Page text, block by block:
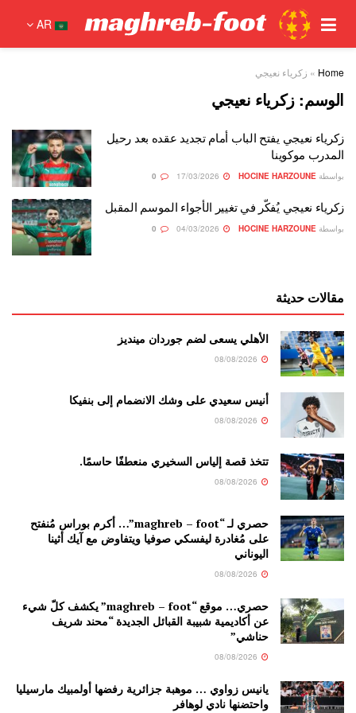
AR
Home
» زكرياء نعيجي
الوسم:زكرياء نعيجي
زكرياء نعيجي يفتح الباب أمام تجديد عقده بعد رحيل
المدرب موكوينا
بواسطة HOCINE HARZOUNE
زكرياء نعيجي يُفكّر في تغيير الأجواء الموسم المقبل
بواسطة HOCINE HARZOUNE
مقالات حديثة
الأهلي يسعى لضم جوردان مينديز
أنيس سعيدي على وشك الانضمام إلى بنفيكا
تتخذ قصة إلياس السخيري منعطفًا حاسمًا.
حصري لـ “maghreb – foot”… أكرم بوراس مُنفتح
على مُغادرة ليفسكي صوفيا ويتفاوض مع آيك أثينا
اليوناني
حصري… موقع “maghreb – foot” يكشف كلّ شيء
عن أكاديمية شبيبة القبائل الجديدة “محند شريف
حناشي”
يانيس زواوي … موهبة جزائرية رفضها أولمبيك مارسيليا
واحتضنها نادي لوهافر